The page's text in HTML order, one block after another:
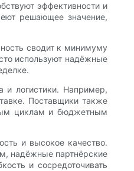
эффективности и
решающее значение,
сводит к минимуму
используют надёжные
и логистики. Например,
Поставщики также
циклам и бюджетным
и высокое качество.
надёжные партнёрские
и сосредоточивать